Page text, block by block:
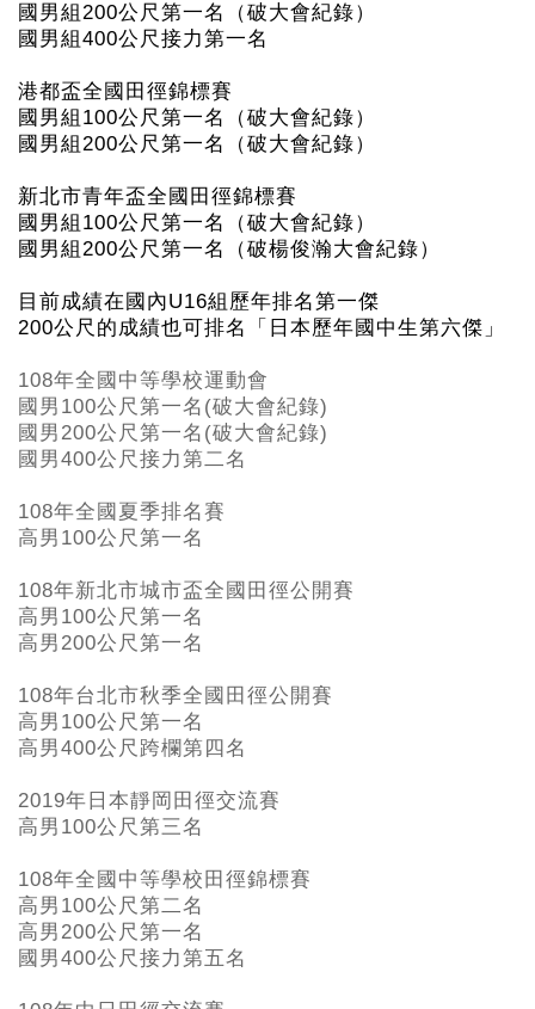
國男組200公尺第一名（破大會紀錄）
國男組400公尺接力第一名
港都盃全國田徑錦標賽
國男組100公尺第一名（破大會紀錄）
國男組200公尺第一名（破大會紀錄）
新北市青年盃全國田徑錦標賽
國男組100公尺第一名（破大會紀錄）
國男組200公尺第一名（破楊俊瀚大會紀錄）
目前成績在國內U16組歷年排名第一傑
200公尺的成績也可排名「日本歷年國中生第六傑」
108年全國中等學校運動會
國男100公尺第一名(破大會紀錄)
國男200公尺第一名(破大會紀錄)
國男400公尺接力第二名
108年全國夏季排名賽
高男100公尺第一名
108年新北市城市盃全國田徑公開賽
高男100公尺第一名
高男200公尺第一名
108年台北市秋季全國田徑公開賽
高男100公尺第一名
高男400公尺跨欄第四名
2019年日本靜岡田徑交流賽
高男100公尺第三名
108年全國中等學校田徑錦標賽
高男100公尺第二名
高男200公尺第一名
國男400公尺接力第五名